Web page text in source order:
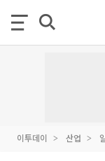
이투데이 산업